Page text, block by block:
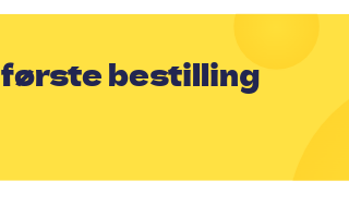
første bestilling